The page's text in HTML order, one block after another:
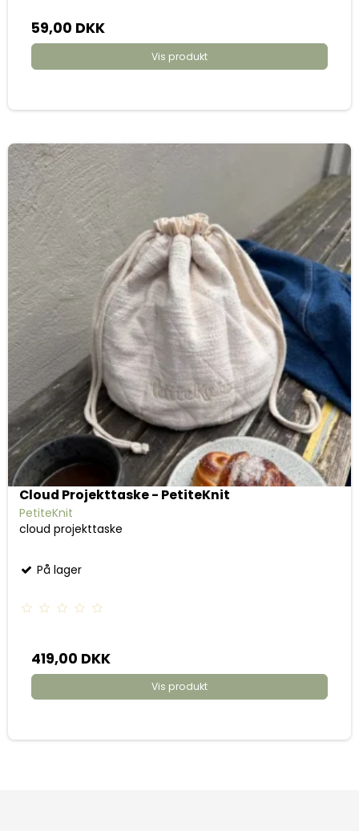
59,00 DKK
Vis produkt
Cloud Projekttaske - PetiteKnit
PetiteKnit
cloud projekttaske
På lager
419,00 DKK
Vis produkt